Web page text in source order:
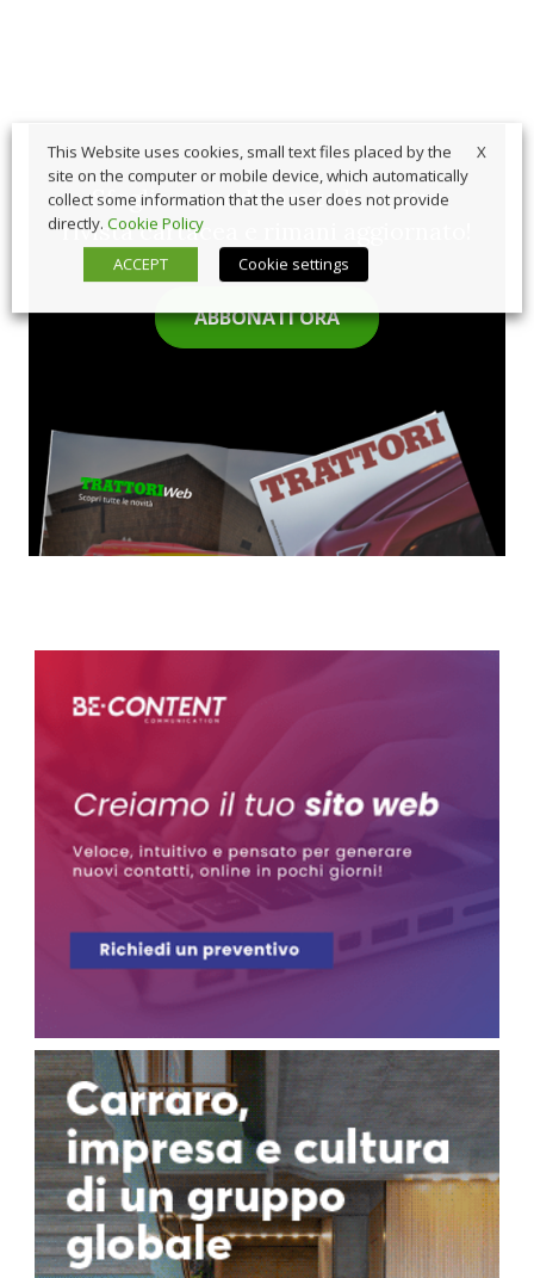
Sfoglia comodamente la nostra
rivista cartacea e rimani aggiornato!
ABBONATI ORA
X
This Website uses cookies, small text files placed by the
site on the computer or mobile device, which automatically
collect some information that the user does not provide
directly. Cookie Policy
ACCEPT
Cookie settings